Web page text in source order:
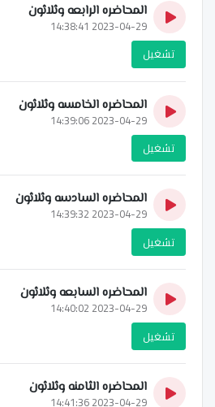
المحاضره الرابعه وثلاثون
2023-04-29 14:38:41
تشغيل
المحاضره الخامسه وثلاثون
2023-04-29 14:39:06
تشغيل
المحاضره السادسه وثلاثون
2023-04-29 14:39:32
تشغيل
المحاضره السابعه وثلاثون
2023-04-29 14:40:02
تشغيل
المحاضره الثامنه وثلاثون
2023-04-29 14:41:36